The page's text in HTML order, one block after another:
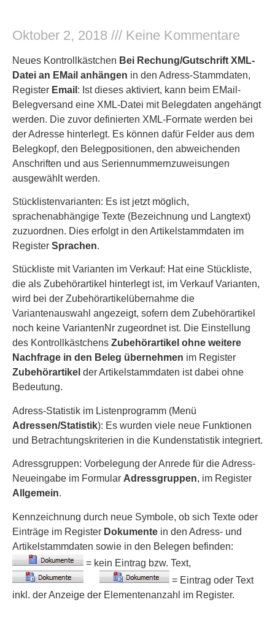
Oktober 2, 2018 Keine Kommentare
Neues Kontrollkästchen Bei Rechung/Gutschrift XML-
Datei an EMail anhängen in den Adress-Stammdaten,
Register Email : Ist dieses aktiviert, kann beim EMail-
Belegversand eine XML-Datei mit Belegdaten angehängt
werden. Die zuvor definierten XML-Formate werden bei
der Adresse hinterlegt. Es können dafür Felder aus dem
Belegkopf, den Belegpositionen, den abweichenden
Anschriften und aus Seriennummernzuweisungen
ausgewählt werden.
Stücklistenvarianten: Es ist jetzt möglich,
sprachenabhängige Texte (Bezeichnung und Langtext)
zuzuordnen. Dies erfolgt in den Artikelstammdaten im
Register Sprachen.
Stückliste mit Varianten im Verkauf: Hat eine Stückliste,
die als Zubehörartikel hinterlegt ist, im Verkauf Varianten,
wird bei der Zubehörartikelübernahme die
Variantenauswahl angezeigt, sofern dem Zubehörartikel
noch keine VariantenNr zugeordnet ist. Die Einstellung
des Kontrollkästchens Zubehörartikel ohne weitere
Nachfrage in den Beleg übernehmen im Register
Zubehörartikel der Artikelstammdaten ist dabei ohne
Bedeutung.
Adress-Statistik im Listenprogramm (Menü
Adressen/Statistik): Es wurden viele neue Funktionen
und Betrachtungskriterien in die Kundenstatistik integriert.
Adressgruppen: Vorbelegung der Anrede für die Adress-
Neueingabe im Formular Adressgruppen, im Register
Allgemein.
Kennzeichnung durch neue Symbole, ob sich Texte oder
Einträge im Register Dokumente in den Adress- und
Artikelstammdaten sowie in den Belegen befinden:
= kein Eintrag bzw. Text,
= Eintrag oder Text
inkl. der Anzeige der Elementenanzahl im Register.